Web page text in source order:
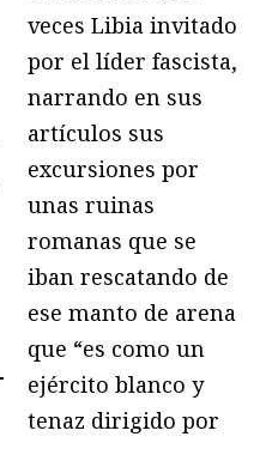
veces Libia invitado
por el líder fascista,
narrando en sus
artículos sus
excursiones por
unas ruinas
romanas que se
iban rescatando de
ese manto de arena
que “es como un
ejército blanco y
tenaz dirigido por